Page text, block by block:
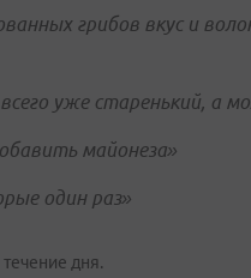
грибов вкус и
уже старенький, а
майонеза»
один раз»
дня.